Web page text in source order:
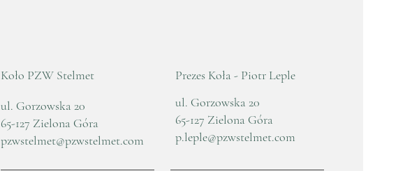
Koło PZW Stelmet
ul. Gorzowska 20
65-127 Zielona Góra
pzwstelmet@pzwstelmet.com
Prezes Koła - Piotr Leple
ul. Gorzowska 20
65-127 Zielona Góra
p.leple@pzwstelmet.com